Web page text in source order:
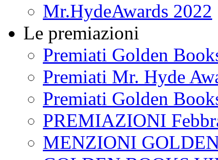
Mr.HydeAwards 2022
Le premiazioni
Premiati Golden
Premiati Mr. Hyde
Premiati Golden
PREMIAZIONI
MENZIONI